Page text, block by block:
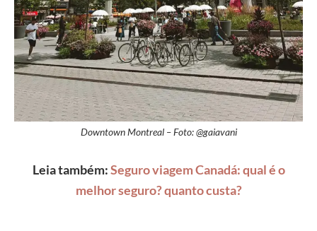
Downtown Montreal – Foto: @gaiavani
Leia também:Seguro viagem Canadá: qual é o
melhor seguro? quanto custa?